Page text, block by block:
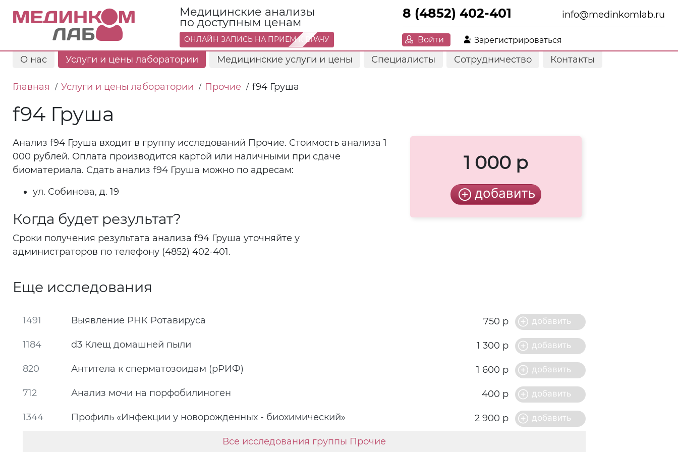
Медицинские анализы
по доступным ценам
ОНЛАЙН ЗАПИСЬ НА ПРИЕМ К ВРАЧУ
8 (4852) 402-401 info@medinkomlab.ru
Войти Зарегистрироваться
О нас Услуги и цены лаборатории Медицинские услуги и цены Специалисты Сотрудничество Контакты
Главная / Услуги и цены лаборатории / Прочие / f94 Груша
f94 Груша
Анализ f94 Груша входит в группу исследований Прочие. Стоимость анализа 1
000 рублей. Оплата производится картой или наличными при сдаче
биоматериала. Сдать анализ f94 Груша можно по адресам:
ул. Собинова, д. 19
Когда будет результат?
Сроки получения результата анализа f94 Груша уточняйте у
администраторов по телефону (4852) 402-401.
1 000 р
Еще исследования
1491 Выявление РНК Ротавируса 750 р
1184 d3 Клещ домашней пыли 1 300 р
820 Антитела к сперматозоидам (рРИФ) 1 600 р
712 Анализ мочи на порфобилиноген 400 р
1344 Профиль «Инфекции у новорожденных - биохимический» 2 900 р
Все исследования группы Прочие